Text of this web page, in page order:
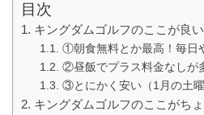
目次
キングダムゴルフのここが良い
①朝食無料とか最高！毎日
②昼飯でプラス料金なしが
③とにかく安い（1月の土
キングダムゴルフのここがち